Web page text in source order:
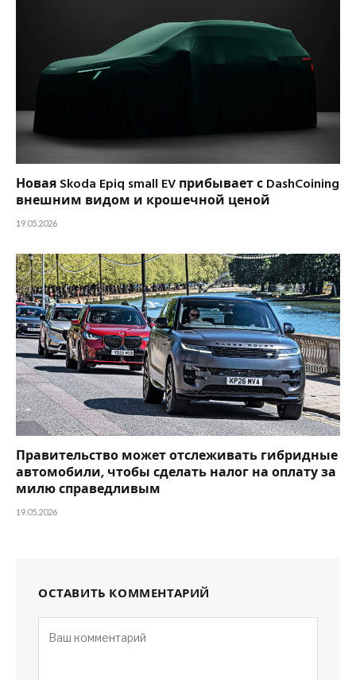
Новая Skoda Epiq small EV прибывает с DashCoining
внешним видом и крошечной ценой
19.05.2026
Правительство может отслеживать гибридные
автомобили, чтобы сделать налог на оплату за
милю справедливым
19.05.2026
ОСТАВИТЬ КОММЕНТАРИЙ